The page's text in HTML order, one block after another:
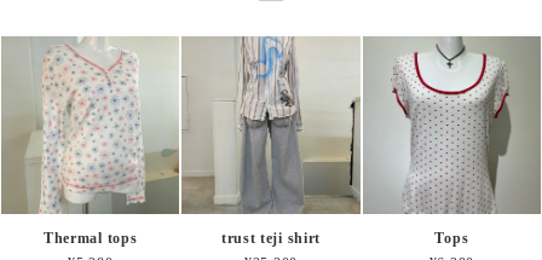
Thermal tops
trust teji shirt
Tops